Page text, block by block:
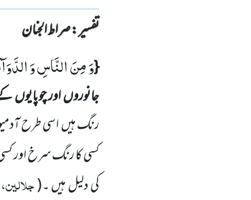
تفسیر : ‎صراط الجنان
{وَ مِنَ النَّاسِ وَ
جانوروںاور چوپایوں
رنگ ہیںاسی طرح
کسی کا رنگ سرخ اور
کی دلیل ہیں ۔(